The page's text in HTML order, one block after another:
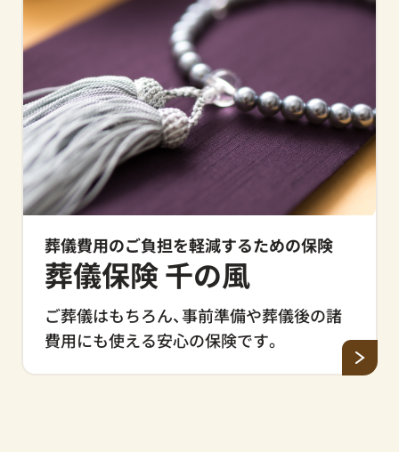
葬儀費用のご負担を軽減するための保険
葬儀保険 千の風
ご葬儀はもちろん、事前準備や葬儀後の諸
費用にも使える安心の保険です。